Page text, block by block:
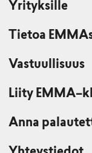
Yrityksille
Tietoa
Vastuullisuus
Liity
Anna